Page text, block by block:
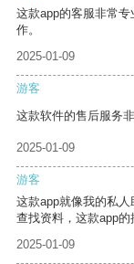
这款app的客服非常
作。
2025-01-09
游客
这款软件的售后服务
2025-01-09
游客
这款app就像我的私
查找资料，这款app的
2025-01-09